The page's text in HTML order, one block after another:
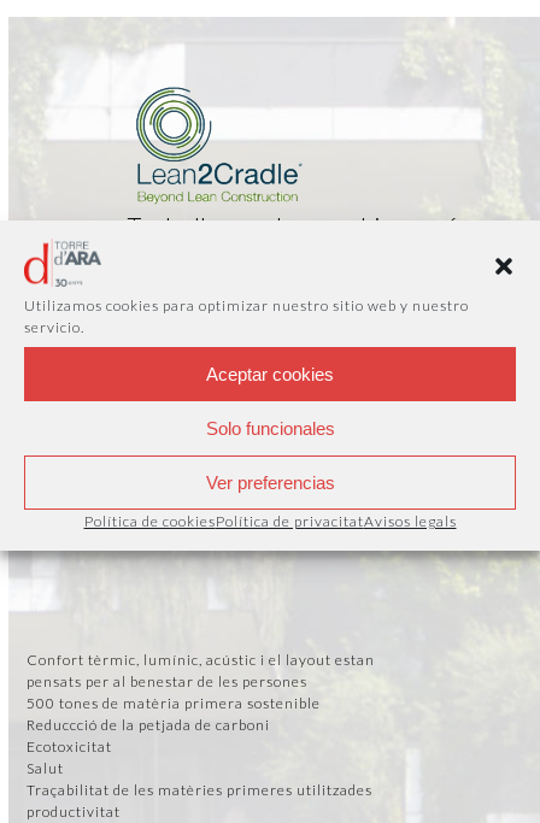
Utilizamos cookies para optimizar nuestro sitio web y nuestro
servicio.
Aceptar cookies
Solo funcionales
Ver preferencias
Política de cookiesPolítica de privacitatAvisos legals
Treballa en el coworking més
Cradle to Cradle®
Lee el informe
Confort tèrmic, lumínic, acústic i el layout estan
pensats per al benestar de les persones
500 tones de matèria primera sostenible
Reduccció de la petjada de carboni
Ecotoxicitat
Salut
Traçabilitat de les matèries primeres utilitzades
productivitat